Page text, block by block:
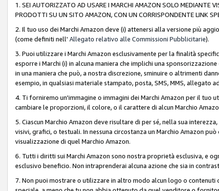
1. SEI AUTORIZZATO AD USARE I MARCHI AMAZON SOLO MEDIANTE
PRODOTTI SU UN SITO AMAZON, CON UN CORRISPONDENTE LINK
2. Il tuo uso dei Marchi Amazon deve (i) attenersi alla versione più
(come definiti nell' Allegato relativo alle Commissioni Pubblicitarie).
3. Puoi utilizzare i Marchi Amazon esclusivamente per la finalità
esporre i Marchi (i) in alcuna maniera che implichi una
in una maniera che può, a nostra discrezione, sminuire o altrimenti
esempio, in qualsiasi materiale stampato, posta, SMS, MMS,
4. Ti forniremo un'immagine o immagini dei Marchi Amazon per il tuo
cambiare le proporzioni, il colore, o il carattere di alcun Marchio
5. Ciascun Marchio Amazon deve risultare di per sé, nella sua
visivi, grafici, o testuali. In nessuna circostanza un Marchio Amazon
visualizzazione di quel Marchio Amazon.
6. Tutti i diritti sui Marchi Amazon sono nostra proprietà esclusiva, e
esclusivo beneficio. Non intraprenderai alcuna azione che sia in
7. Non puoi mostrare o utilizzare in altro modo alcun logo o